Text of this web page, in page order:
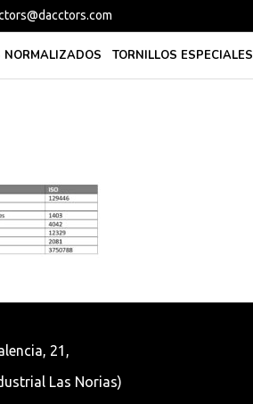
NORMALIZADOS TORNILLOS ESPECIALES
21,
Las Norias)